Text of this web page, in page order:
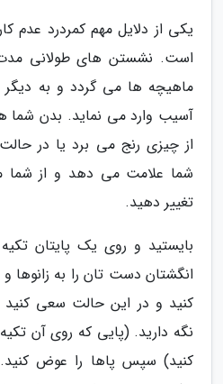
یکی از دلایل مهم کمردرد عدم
است. نشستن های طولانی مدت
ماهیچه ها می گردد و به
آسیب وارد می نماید. بدن شما
از چیزی رنج می برد یا در
شما علامت می دهد و از شما
تغییر دهید.
بایستید و روی یک پایتان
انگشتان دست تان را به
کنید و در این حالت سعی
نگه دارید. (پایی که روی آن
کنید) سپس پاها را عوض